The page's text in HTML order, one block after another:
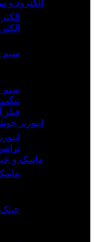
الکترود و
سیم
سیم CO2
فیلر
اینورتر
ماسک و